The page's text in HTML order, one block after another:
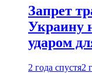
Запрет
Украину
ударом
2 года спустя2